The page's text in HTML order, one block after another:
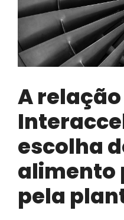
A
escolha
alimento
pela